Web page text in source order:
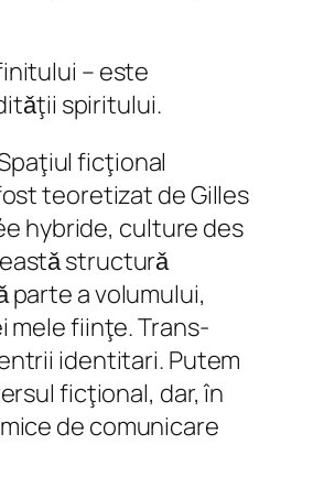
– este
spiritului.
ficţional
teoretizat de Gilles
hybride, culture des
structurǎ
a volumului,
mele fiinţe. Trans-
identitari. Putem
ficţional, dar, în
de comunicare